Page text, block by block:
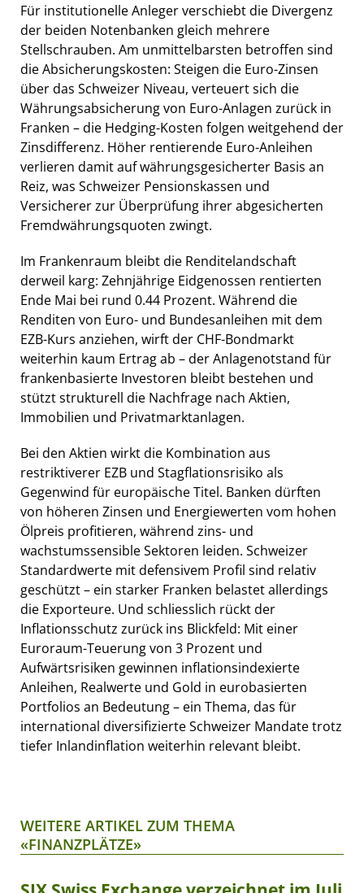
Für institutionelle Anleger verschiebt die Divergenz
der beiden Notenbanken gleich mehrere
Stellschrauben. Am unmittelbarsten betroffen sind
die Absicherungskosten: Steigen die Euro-Zinsen
über das Schweizer Niveau, verteuert sich die
Währungsabsicherung von Euro-Anlagen zurück in
Franken – die Hedging-Kosten folgen weitgehend der
Zinsdifferenz. Höher rentierende Euro-Anleihen
verlieren damit auf währungsgesicherter Basis an
Reiz, was Schweizer Pensionskassen und
Versicherer zur Überprüfung ihrer abgesicherten
Fremdwährungsquoten zwingt.
Im Frankenraum bleibt die Renditelandschaft
derweil karg: Zehnjährige Eidgenossen rentierten
Ende Mai bei rund 0.44 Prozent. Während die
Renditen von Euro- und Bundesanleihen mit dem
EZB-Kurs anziehen, wirft der CHF-Bondmarkt
weiterhin kaum Ertrag ab – der Anlagenotstand für
frankenbasierte Investoren bleibt bestehen und
stützt strukturell die Nachfrage nach Aktien,
Immobilien und Privatmarktanlagen.
Bei den Aktien wirkt die Kombination aus
restriktiverer EZB und Stagflationsrisiko als
Gegenwind für europäische Titel. Banken dürften
von höheren Zinsen und Energiewerten vom hohen
Ölpreis profitieren, während zins- und
wachstumssensible Sektoren leiden. Schweizer
Standardwerte mit defensivem Profil sind relativ
geschützt – ein starker Franken belastet allerdings
die Exporteure. Und schliesslich rückt der
Inflationsschutz zurück ins Blickfeld: Mit einer
Euroraum-Teuerung von 3 Prozent und
Aufwärtsrisiken gewinnen inflationsindexierte
Anleihen, Realwerte und Gold in eurobasierten
Portfolios an Bedeutung – ein Thema, das für
international diversifizierte Schweizer Mandate trotz
tiefer Inlandinflation weiterhin relevant bleibt.
WEITERE ARTIKEL ZUM THEMA
«FINANZPLÄTZE»